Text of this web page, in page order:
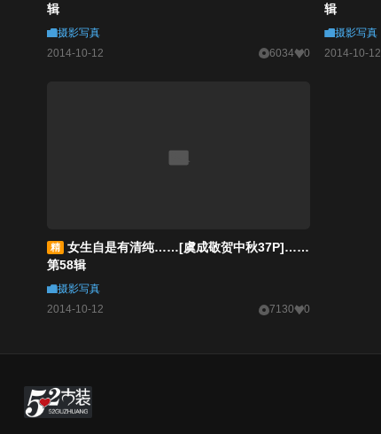
辑
摄影写真
2014-10-12
6034 0
辑
摄影写真
2014-10-12
精
女生自是有清纯……[虞成敬贺中秋37P]……
第58辑
摄影写真
2014-10-12
7130 0